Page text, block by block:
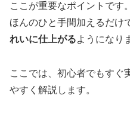
ここが重要なポイントです。
ほんのひと手間加えるだけ
れいに仕上がるようになり
ここでは、初心者でもすぐ
やすく解説します。